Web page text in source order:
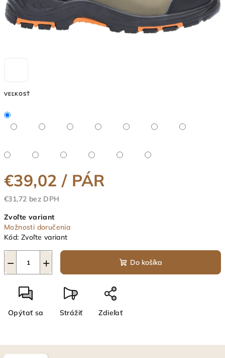
VEĽKOSŤ
€39,02 / PÁR
€31,72 bez DPH
cena:
Zvoľte variant
Možnosti doručenia
Kód: Zvoľte variant
+
− Do košíka
Opýtať sa Strážiť Zdieľať